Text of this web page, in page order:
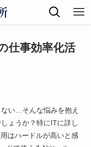
仕事効率化活
い…そんな悩みを抱え
ょうか？特にITに詳し
はハードルが高いと感